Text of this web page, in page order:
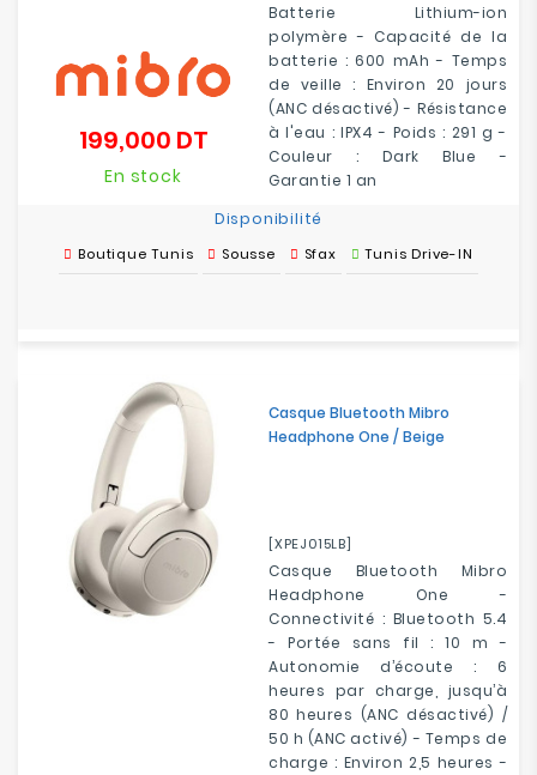
Batterie Lithium-ion
polymère - Capacité de la
batterie : 600 mAh - Temps
de veille : Environ 20 jours
(ANC désactivé) - Résistance
à l'eau : IPX4 - Poids : 291 g -
Couleur : Dark Blue -
Garantie 1 an
199,000 DTPrix
En stock
Disponibilité
Boutique Tunis Sousse Sfax Tunis Drive-IN
Casque Bluetooth Mibro
Headphone One / Beige
[XPEJ015LB]
Casque Bluetooth Mibro
Headphone One -
Connectivité : Bluetooth 5.4
- Portée sans fil : 10 m -
Autonomie d’écoute : 6
heures par charge, jusqu’à
80 heures (ANC désactivé) /
50 h (ANC activé) - Temps de
charge : Environ 2,5 heures -